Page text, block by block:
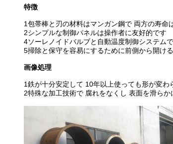
特徴
1包帯棒と刃の材料はマンガン鋼で 両方の寿命
2シンプルな制御パネルは操作者に友好的です
4ソーレノイドバルブと自動温度制御システム
5掃除と保守を容易にするために前側から開け
画像処理
1鉄が十分安定して 10年以上使っても形が変
2特殊な加工技術で 腐れをなくし 表面を滑らか